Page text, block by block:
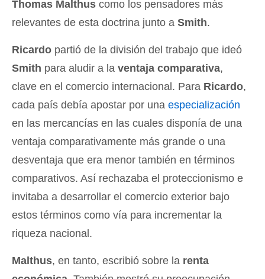
Thomas Malthus como los pensadores más
relevantes de esta doctrina junto a Smith.
Ricardo partió de la división del trabajo que ideó
Smith para aludir a la ventaja comparativa,
clave en el comercio internacional. Para Ricardo,
cada país debía apostar por una especialización
en las mercancías en las cuales disponía de una
ventaja comparativamente más grande o una
desventaja que era menor también en términos
comparativos. Así rechazaba el proteccionismo e
invitaba a desarrollar el comercio exterior bajo
estos términos como vía para incrementar la
riqueza nacional.
Malthus, en tanto, escribió sobre la renta